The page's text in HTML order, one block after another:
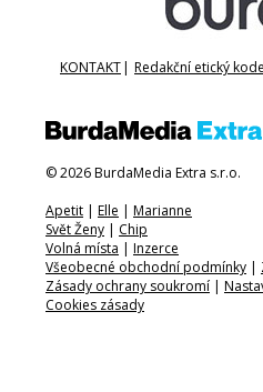
KONTAKT| Redakční etický
© 2026 BurdaMedia Extra s.r.o.
Apetit | Elle | Marianne
Svět Ženy | Chip
Volná místa | Inzerce
Všeobecné obchodní podmínky |
Zásady ochrany soukromí |
Cookies zásady